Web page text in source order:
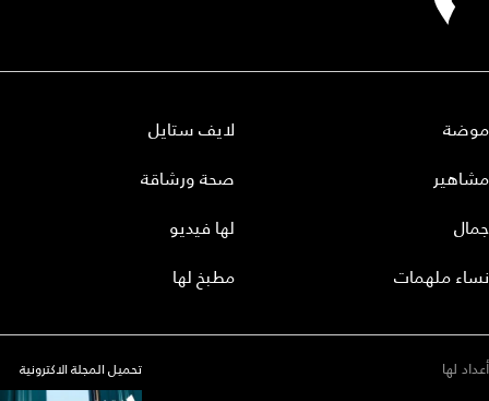
موضة
مشاهير
جمال
نساء ملهمات
لايف ستايل
صحة ورشاقة
لها فيديو
مطبخ لها
أعداد لها تحميل المجلة الاكترونية